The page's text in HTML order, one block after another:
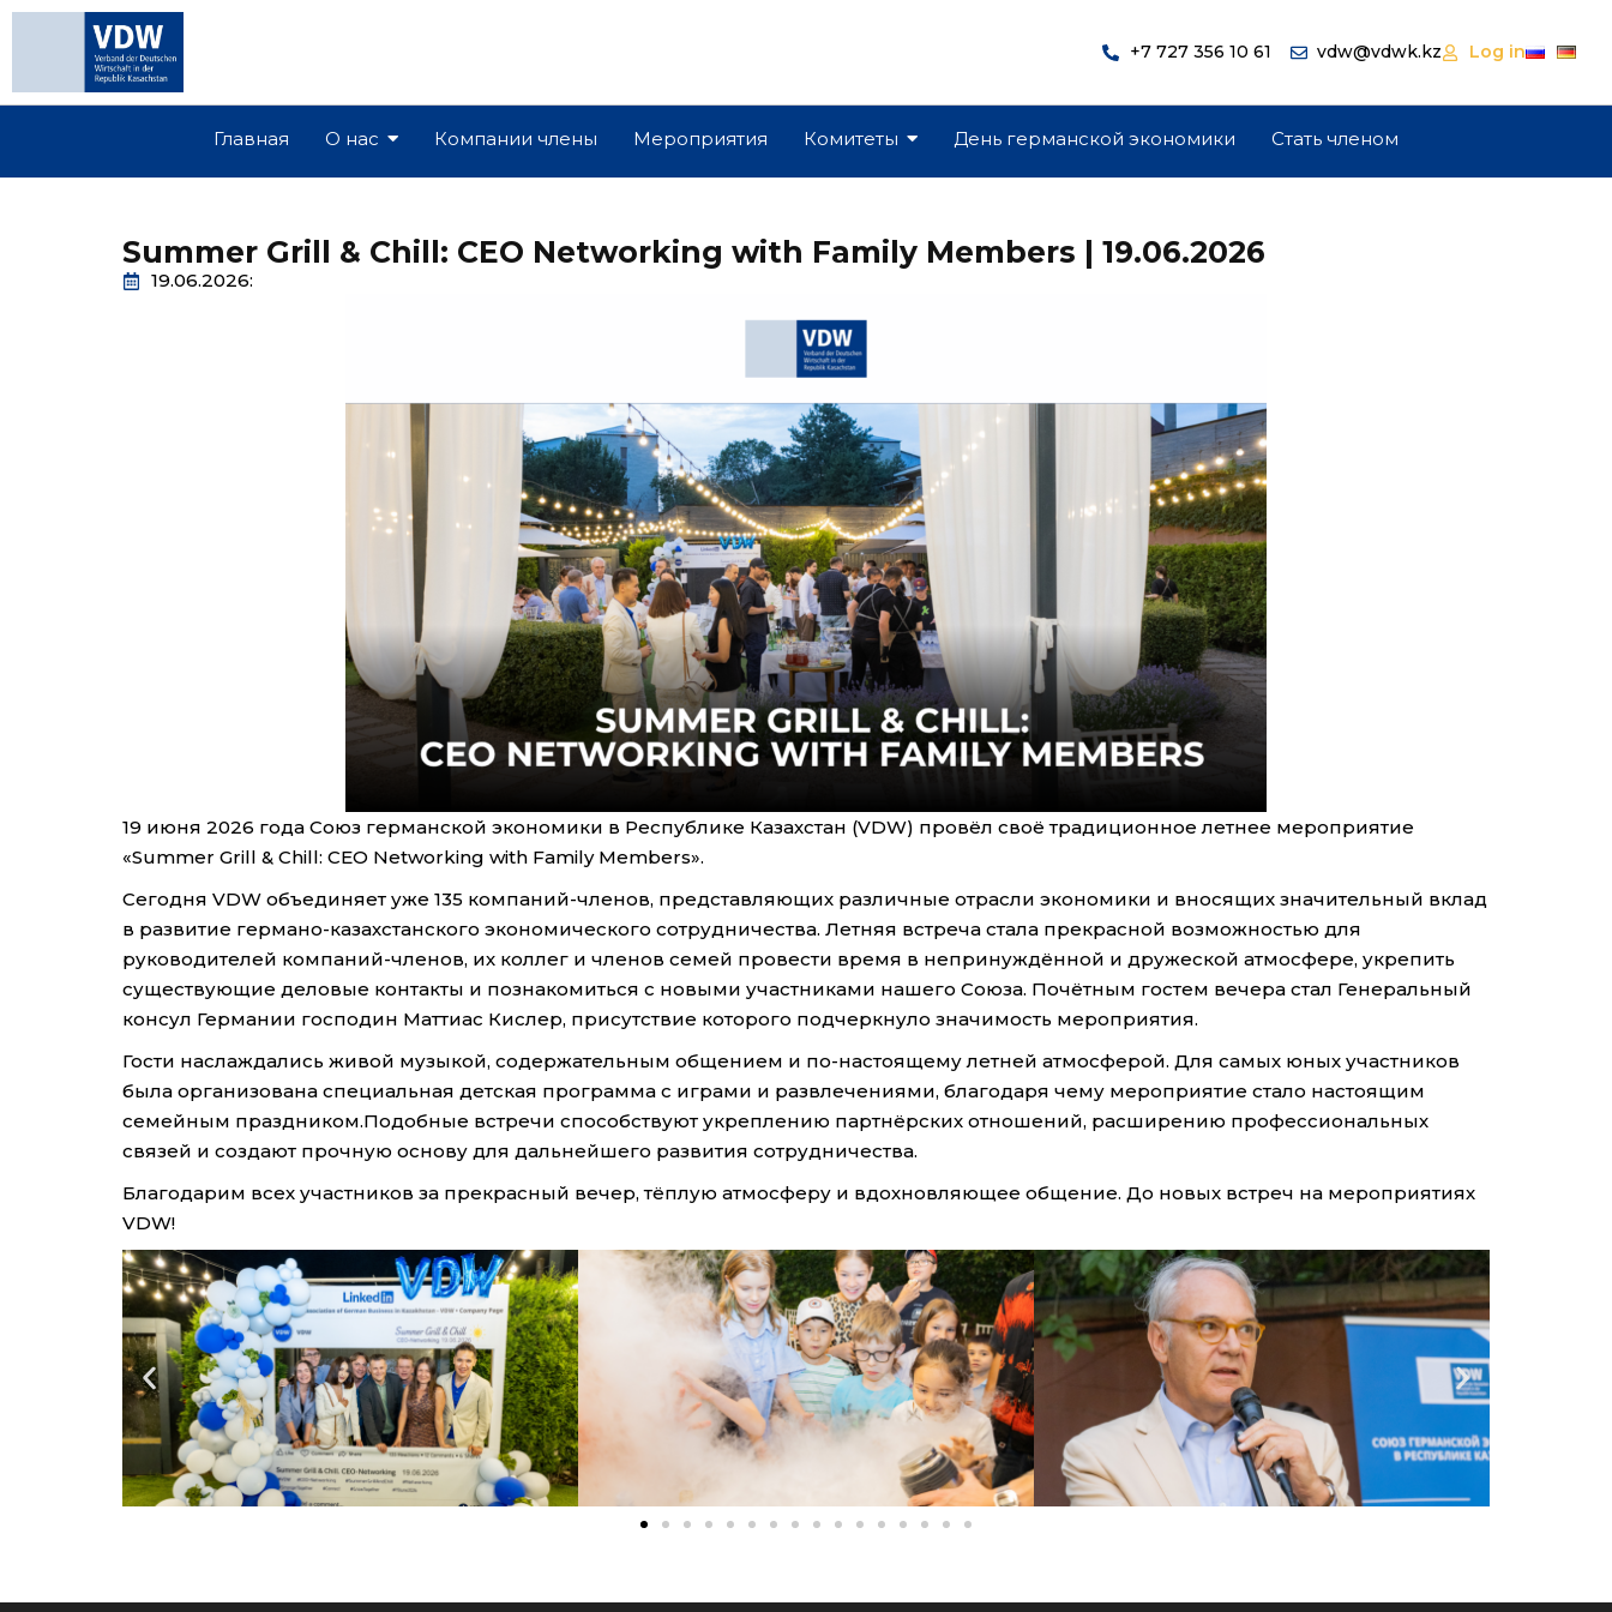
+7 727 356 10 61 vdw@vdwk.kz Log in
Главная О нас Компании члены Мероприятия Комитеты День германской экономики Стать членом
Summer Grill & Chill: CEO Networking with Family Members | 19.06.2026
19.06.2026:
19 июня 2026 года Союз германской экономики в Республике Казахстан (VDW) провёл своё традиционное летнее мероприятие
«Summer Grill & Chill: CEO Networking with Family Members».
Сегодня VDW объединяет уже 135 компаний-членов, представляющих различные отрасли экономики и вносящих значительный вклад
в развитие германо-казахстанского экономического сотрудничества. Летняя встреча стала прекрасной возможностью для
руководителей компаний-членов, их коллег и членов семей провести время в непринуждённой и дружеской атмосфере, укрепить
существующие деловые контакты и познакомиться с новыми участниками нашего Союза. Почётным гостем вечера стал Генеральный
консул Германии господин Маттиас Кислер, присутствие которого подчеркнуло значимость мероприятия.
Гости наслаждались живой музыкой, содержательным общением и по-настоящему летней атмосферой. Для самых юных участников
была организована специальная детская программа с играми и развлечениями, благодаря чему мероприятие стало настоящим
семейным праздником.Подобные встречи способствуют укреплению партнёрских отношений, расширению профессиональных
связей и создают прочную основу для дальнейшего развития сотрудничества.
Благодарим всех участников за прекрасный вечер, тёплую атмосферу и вдохновляющее общение. До новых встреч на мероприятиях
VDW!